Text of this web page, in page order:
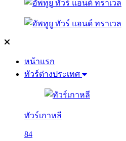
หน้าแรก
ทัวร์ต่างประเทศ
ทัวร์เกาหลี
84